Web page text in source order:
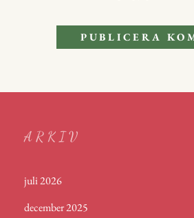
ARKIV
juli 2026
december 2025